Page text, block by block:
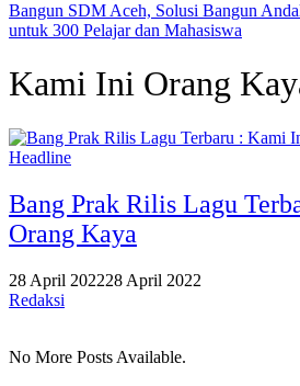
Bangun SDM Aceh, Solusi Bangun
untuk 300 Pelajar dan Mahasiswa
Kami Ini Orang
Headline
Bang Prak Rilis Lagu
Orang Kaya
28 April 202228 April 2022
Redaksi
No More Posts Available.